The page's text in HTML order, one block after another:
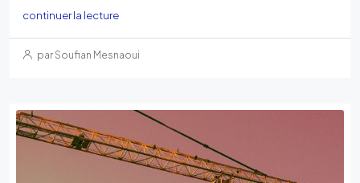
continuer la lecture
par Soufian Mesnaoui